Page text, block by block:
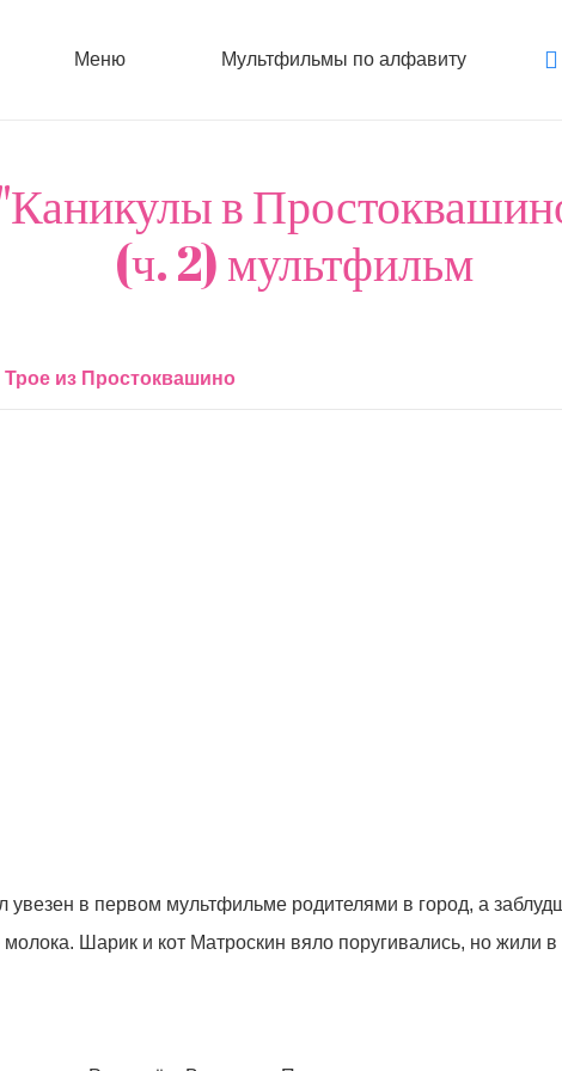
Меню Мультфильмы по алфавиту
в
(ч. 2) мультфильм
Трое из Простоквашино
в первом мультфильме родителями в город, а
молока. Шарик и кот Матроскин вяло поругивались, но жили